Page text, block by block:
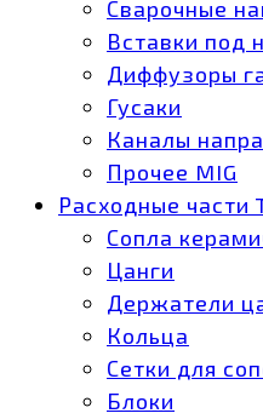
Сварочные
Вставки под
Диффузоры
Гусаки
Каналы
Прочее MIG
Расходные части
Сопла
Цанги
Держатели
Кольца
Сетки для
Блоки